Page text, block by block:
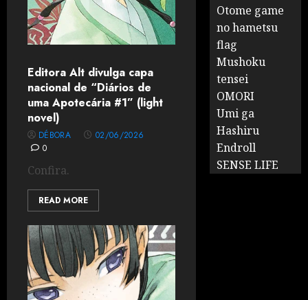
Editora Alt divulga capa
nacional de “Diários de
uma Apotecária #1” (light
novel)
DÉBORA
02/06/2026
0
Confira.
READ MORE
Otome game
no hametsu
flag
Mushoku
tensei
OMORI
Umi ga
Hashiru
Endroll
SENSE LIFE